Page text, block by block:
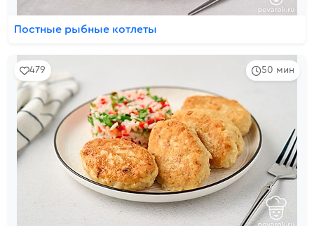
Постные рыбные котлеты
50 мин
479